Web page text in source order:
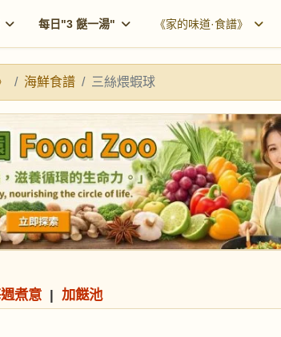
每日"3 餸一湯" 《家的味道·食譜》
海鮮食譜 三絲煨蝦球
煮意 | 加餸池